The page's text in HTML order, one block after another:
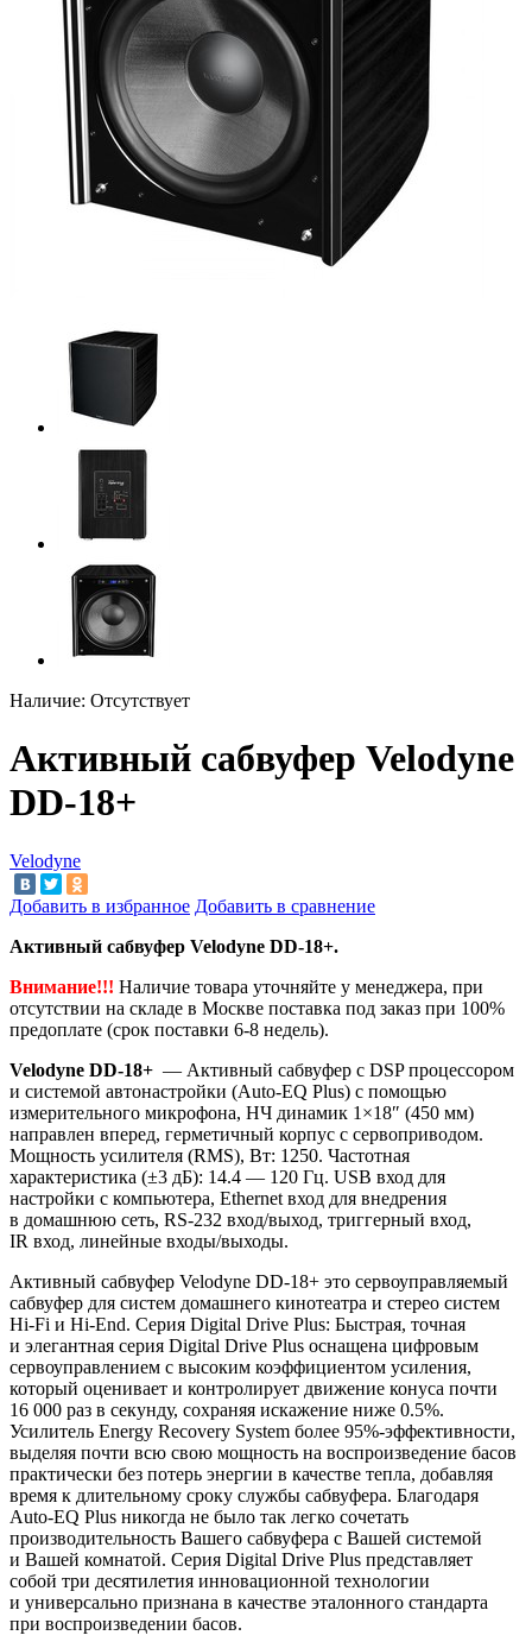
Наличие: Отсутствует
Активный сабвуфер Velodyne
DD-18+
Velodyne
Добавить в избранное Добавить в сравнение
Активный сабвуфер Velodyne DD-18+.
Внимание!!! Наличие товара уточняйте у менеджера, при
отсутствии на складе в Москве поставка под заказ при 100%
предоплате (срок поставки 6-8 недель).
Velodyne DD-18+ — Активный сабвуфер с DSP процессором
и системой автонастройки (Auto-EQ Plus) с помощью
измерительного микрофона, НЧ динамик 1×18″ (450 мм)
направлен вперед, герметичный корпус с сервоприводом.
Мощность усилителя (RMS), Вт: 1250. Частотная
характеристика (±3 дБ): 14.4 — 120 Гц. USB вход для
настройки с компьютера, Ethernet вход для внедрения
в домашнюю сеть, RS-232 вход/выход, триггерный вход,
IR вход, линейные входы/выходы.
Активный сабвуфер Velodyne DD-18+ это сервоуправляемый
сабвуфер для систем домашнего кинотеатра и стерео систем
Hi-Fi и Hi-End. Серия Digital Drive Plus: Быстрая, точная
и элегантная серия Digital Drive Plus оснащена цифровым
сервоуправлением с высоким коэффициентом усиления,
который оценивает и контролирует движение конуса почти
16 000 раз в секунду, сохраняя искажение ниже 0.5%.
Усилитель Energy Recovery System более 95%-эффективности,
выделяя почти всю свою мощность на воспроизведение басов
практически без потерь энергии в качестве тепла, добавляя
время к длительному сроку службы сабвуфера. Благодаря
Auto-EQ Plus никогда не было так легко сочетать
производительность Вашего сабвуфера с Вашей системой
и Вашей комнатой. Серия Digital Drive Plus представляет
собой три десятилетия инновационной технологии
и универсально признана в качестве эталонного стандарта
при воспроизведении басов.